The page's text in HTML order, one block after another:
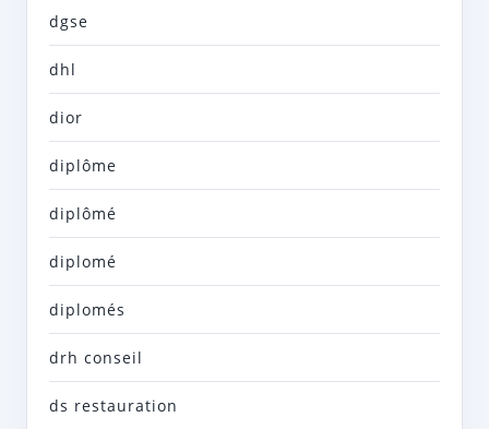
dgse
dhl
dior
diplôme
diplômé
diplomé
diplomés
drh conseil
ds restauration